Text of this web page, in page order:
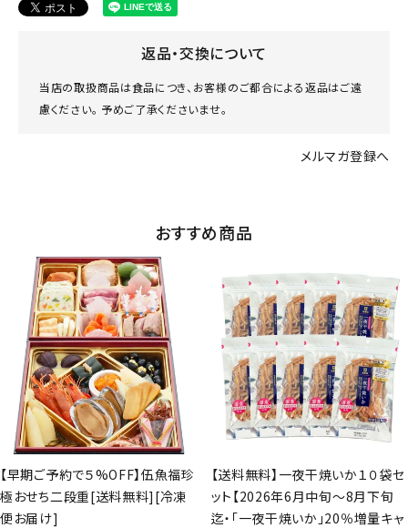
返品・交換について
当店の取扱商品は食品につき、お客様のご都合による返品はご遠
慮ください。 予めご了承くださいませ。
メルマガ登録へ
おすすめ商品
【早期ご予約で５%OFF】伍魚福珍
極おせち二段重[送料無料][冷凍
便お届け]
【送料無料】一夜干焼いか１０袋セ
ット【2026年6月中旬～8月下旬
迄・「一夜干焼いか」20％増量キャ